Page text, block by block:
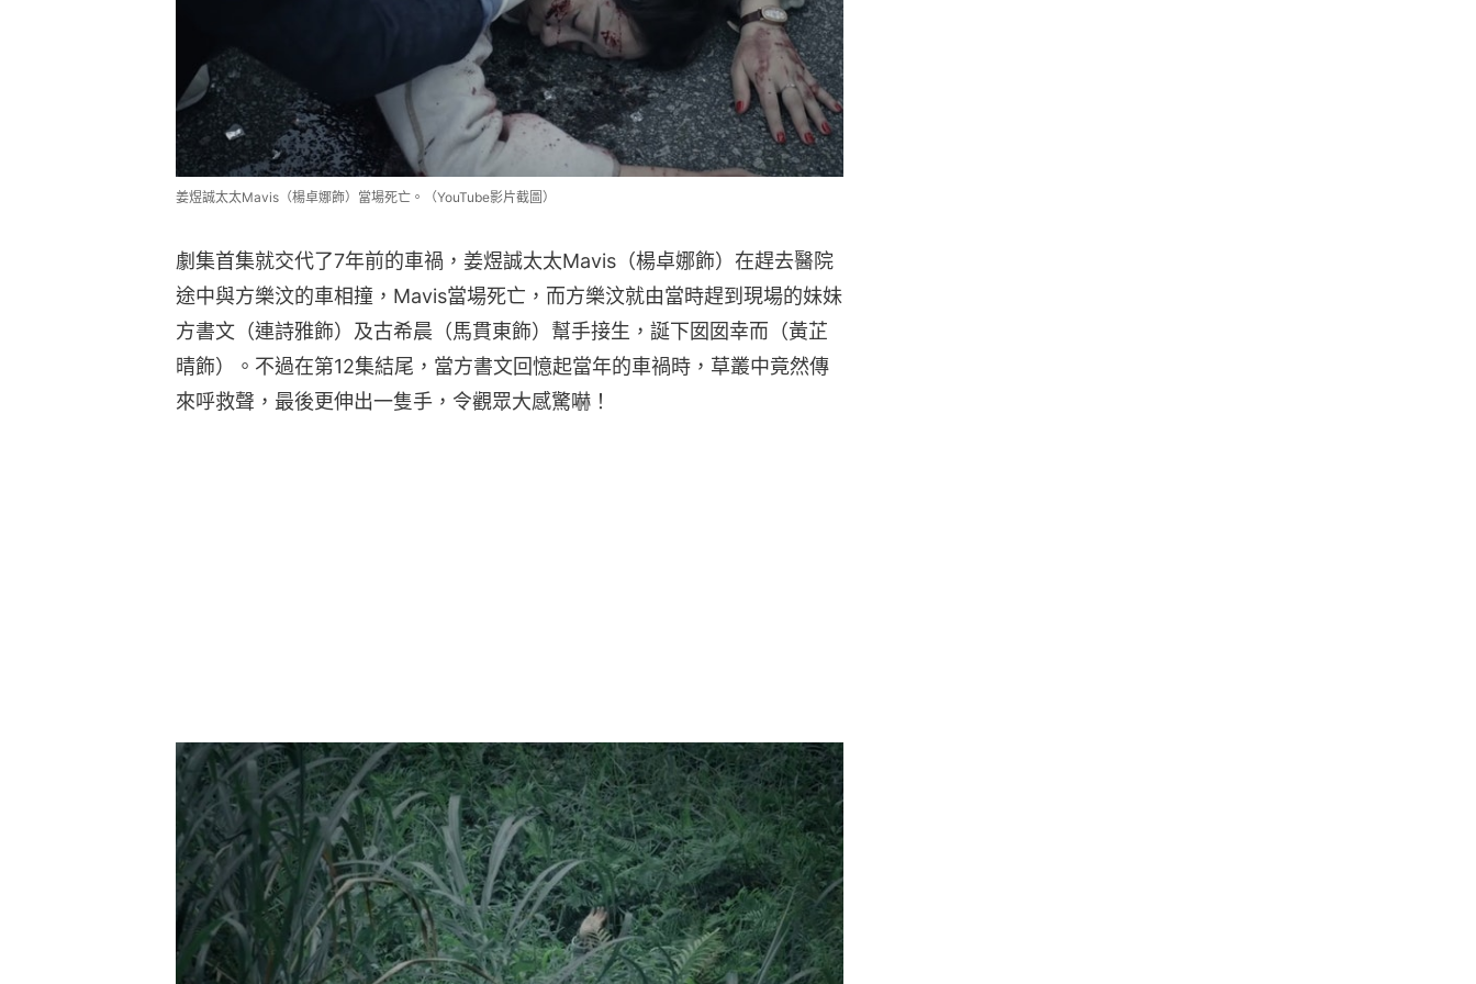
姜煜誠太太Mavis（楊卓娜飾）當場死亡。（YouTube影片截圖）
劇集首集就交代了7年前的車禍，姜煜誠太太Mavis（楊卓娜飾）在趕去醫院
途中與方樂汶的車相撞，Mavis當場死亡，而方樂汶就由當時趕到現場的妹妹
方書文（連詩雅飾）及古希晨（馬貫東飾）幫手接生，誕下囡囡幸而（黃芷
晴飾）。不過在第12集結尾，當方書文回憶起當年的車禍時，草叢中竟然傳
來呼救聲，最後更伸出一隻手，令觀眾大感驚嚇！